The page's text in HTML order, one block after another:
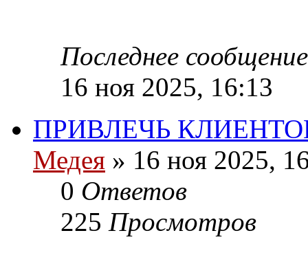
Последнее сообщение
16 ноя 2025, 16:13
ПРИВЛЕЧЬ
Медея » 16 ноя 2025,
0 Ответов
225 Просмотров